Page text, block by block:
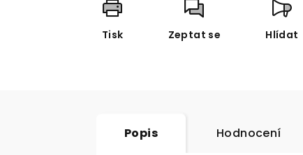
Tisk Zeptat se Hlídat
Popis Hodnocení